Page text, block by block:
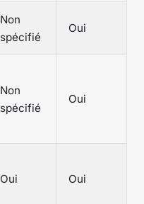
Non
spécifié
Oui
Non
spécifié
Oui
Oui Oui